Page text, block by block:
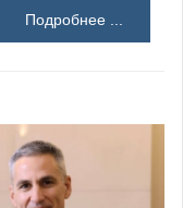
Подробнее ...